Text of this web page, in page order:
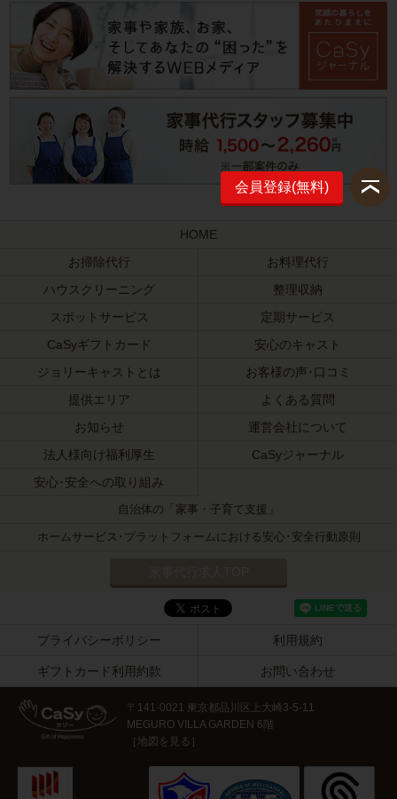
会員登録(無料)
HOME
お掃除代行
お料理代行
ハウスクリーニング
整理収納
スポットサービス
定期サービス
CaSyギフトカード
安心のキャスト
ジョリーキャストとは
お客様の声･口コミ
提供エリア
よくある質問
お知らせ
運営会社について
法人様向け福利厚生
CaSyジャーナル
安心･安全への取り組み
自治体の「家事・子育て支援」
ホームサービス･プラットフォームにおける安心･安全行動原則
プライバシーポリシー 利用規約
ギフトカード利用約款 お問い合わせ
〒141-0021 東京都品川区上大崎3-5-11
MEGURO VILLA GARDEN 6階
［地図を見る ］